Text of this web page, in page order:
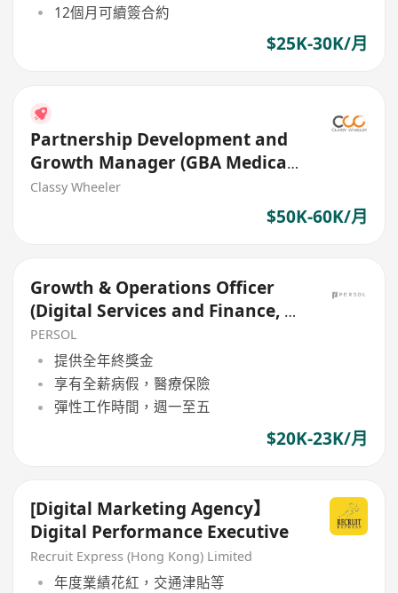
12個月可續簽合約
$25K-30K/月
Partnership Development and
Growth Manager (GBA Medical
/ Insurance)
Classy Wheeler
$50K-60K/月
Growth & Operations Officer
(Digital Services and Finance, E-
payment, Contract)
PERSOL
提供全年終獎金
享有全薪病假，醫療保險
彈性工作時間，週一至五
$20K-23K/月
[Digital Marketing Agency】
Digital Performance Executive
Recruit Express (Hong Kong) Limited
年度業績花紅，交通津貼等